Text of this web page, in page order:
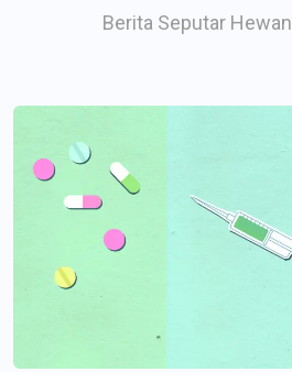
Berita Seputar